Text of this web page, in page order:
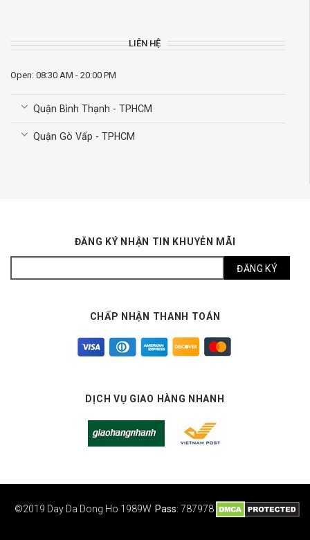
LIÊN HỆ
Open: 08:30 AM - 20:00 PM
Quận Bình Thạnh - TPHCM
Quận Gò Vấp - TPHCM
ĐĂNG KÝ NHẬN TIN KHUYỄN MÃI
CHẤP NHẬN THANH TOÁN
DỊCH VỤ GIAO HÀNG NHANH
©2019 Day Da Dong Ho 1989W Pass: 787978